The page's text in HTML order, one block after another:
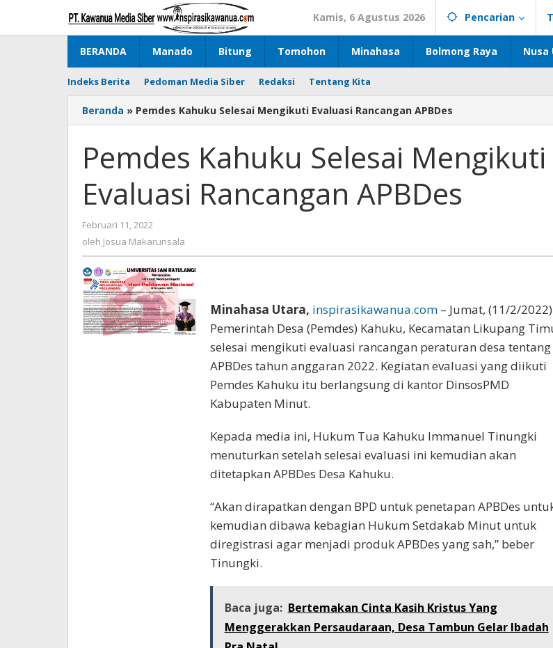
konten
Kamis, 6 Agustus 2026 Pencarian
BERANDA Manado Bitung Tomohon Minahasa Bolmong Raya Nusa
Indeks Berita Pedoman Media Siber Redaksi Tentang Kita
Beranda » Pemdes Kahuku Selesai Mengikuti Evaluasi Rancangan APBDes
Pemdes Kahuku Selesai Mengikuti
Evaluasi Rancangan APBDes
Februari 11, 2022
Josua
oleh Josua Makarunsala
Minahasa Utara, inspirasikawanua.com– Jumat, (11/2/2022)
Pemerintah Desa (Pemdes) Kahuku, Kecamatan Likupang
selesai mengikuti evaluasi rancangan peraturan desa tentang
APBDes tahun anggaran 2022. Kegiatan evaluasi yang diikuti
Pemdes Kahuku itu berlangsung di kantor DinsosPMD
Kabupaten Minut.
Kepada media ini, Hukum Tua Kahuku Immanuel Tinungki
menuturkan setelah selesai evaluasi ini kemudian akan
ditetapkan APBDes Desa Kahuku.
“Akan dirapatkan dengan BPD untuk penetapan APBDes
kemudian dibawa kebagian Hukum Setdakab Minut untuk
diregistrasi agar menjadi produk APBDes yang sah,” beber
Tinungki.
Baca juga: Bertemakan Cinta Kasih Kristus Yang
Menggerakkan Persaudaraan, Desa Tambun Gelar Ibadah